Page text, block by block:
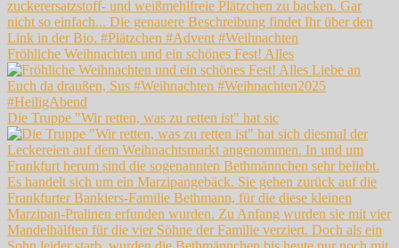
Fröhliche Weihnachten und ein schönes Fest! Alles
Die Truppe "Wir retten, was zu retten ist" hat sic